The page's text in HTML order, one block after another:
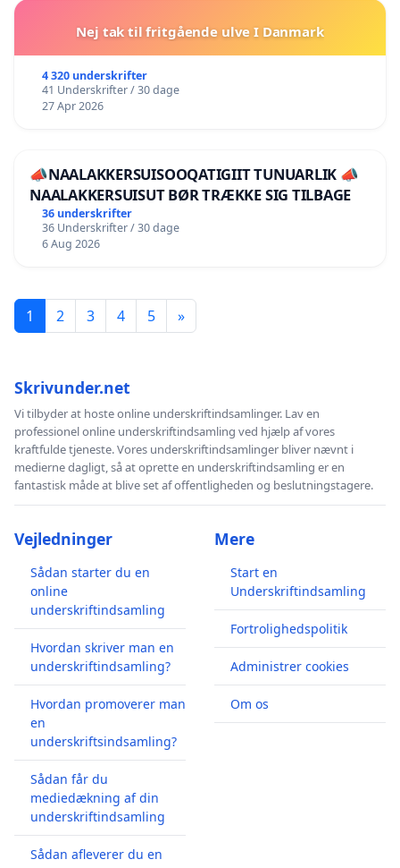
Nej tak til fritgående ulve I Danmark
4 320 underskrifter
41 Underskrifter / 30 dage
27 Apr 2026
📣NAALAKKERSUISOOQATIGIIT TUNUARLIK 📣
NAALAKKERSUISUT BØR TRÆKKE SIG TILBAGE
36 underskrifter
36 Underskrifter / 30 dage
6 Aug 2026
1 2 3 4 5 »
Skrivunder.net
Vi tilbyder at hoste online underskriftindsamlinger. Lav en
professionel online underskriftindsamling ved hjælp af vores
kraftfulde tjeneste. Vores underskriftindsamlinger bliver nævnt i
medierne dagligt, så at oprette en underskriftindsamling er en
fantastisk måde at blive set af offentligheden og beslutningstagere.
Vejledninger
Sådan starter du en
online
underskriftindsamling
Hvordan skriver man en
underskriftindsamling?
Hvordan promoverer man
en
underskriftsindsamling?
Sådan får du
mediedækning af din
underskriftindsamling
Sådan afleverer du en
Mere
Start en
Underskriftindsamling
Fortrolighedspolitik
Administrer cookies
Om os